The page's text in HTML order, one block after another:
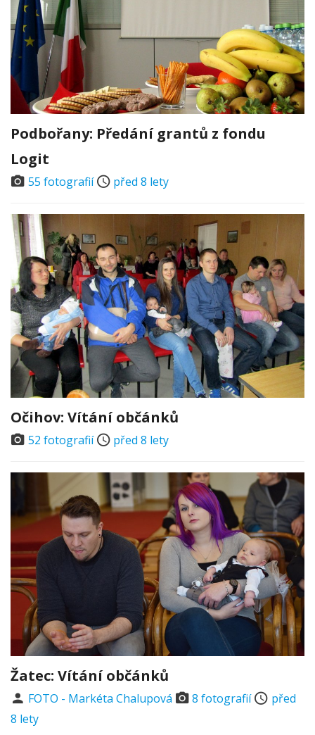
Podbořany: Předání grantů z fondu
Logit
55 fotografií před 8 lety
Očihov: Vítání občánků
52 fotografií před 8 lety
Žatec: Vítání občánků
FOTO - Markéta Chalupová 8 fotografií
před
8 lety